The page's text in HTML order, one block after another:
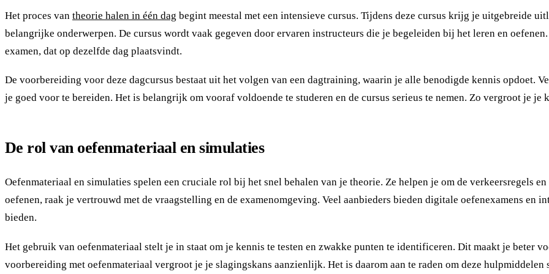
Het proces van theorie halen in één dag begint meestal met een intensieve cursus. Tijdens deze cursus krijg je uitgebreide
belangrijke onderwerpen. De cursus wordt vaak gegeven door ervaren instructeurs die je begeleiden bij het leren en
examen, dat op dezelfde dag plaatsvindt.
De voorbereiding voor deze dagcursus bestaat uit het volgen van een dagtraining, waarin je alle benodigde kennis opdoet.
je goed voor te bereiden. Het is belangrijk om vooraf voldoende te studeren en de cursus serieus te nemen. Zo vergroot je je
De rol van oefenmateriaal en simulaties
Oefenmateriaal en simulaties spelen een cruciale rol bij het snel behalen van je theorie. Ze helpen je om de verkeersregels
oefenen, raak je vertrouwd met de vraagstelling en de examenomgeving. Veel aanbieders bieden digitale oefenexamens en
bieden.
Het gebruik van oefenmateriaal stelt je in staat om je kennis te testen en zwakke punten te identificeren. Dit maakt je beter
voorbereiding met oefenmateriaal vergroot je je slagingskans aanzienlijk. Het is daarom aan te raden om deze